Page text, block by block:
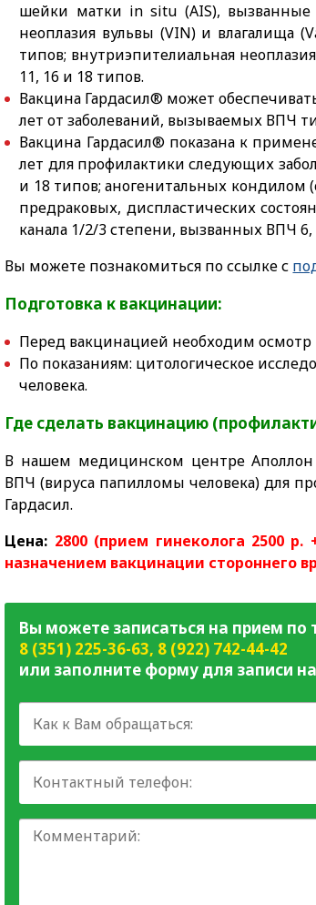
шейки матки in situ (AIS),
неоплазия вульвы (VIN) и влагалища
типов; внутриэпителиальная
11, 16 и 18 типов.
Вакцина Гардасил® может
лет от заболеваний, вызываемых ВПЧ
Вакцина Гардасил® показана к
лет для профилактики следующих
и 18 типов; аногенитальных кондилом
предраковых, диспластических
канала 1/2/3 степени, вызванных ВПЧ 6,
Вы можете познакомиться по ссылке с
Подготовка к вакцинации:
Перед вакцинацией необходим осмотр
По показаниям: цитологическое
человека.
Где сделать вакцинацию
В нашем медицинском центре
ВПЧ (вируса папилломы человека) для
Гардасил.
Цена: 2800 (прием гинеколога 2500
назначением вакцинации стороннего
Вы можете записаться на прием по
8 (351) 225-36-63, 8 (922) 742-44-42
или заполните форму для записи